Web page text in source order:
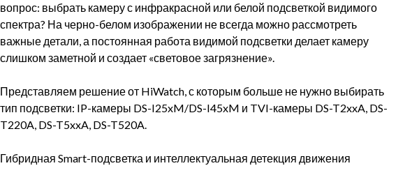
вопрос: выбрать камеру с инфракрасной или белой подсветкой видимого
спектра? На черно-белом изображении не всегда можно рассмотреть
важные детали, а постоянная работа видимой подсветки делает камеру
слишком заметной и создает «световое загрязнение».
Представляем решение от HiWatch, с которым больше не нужно выбирать
тип подсветки: IP-камеры DS-I25xM/DS-I45xM и TVI-камеры DS-T2xxA, DS-
T220A, DS-T5xxA, DS-T520A.
Гибридная Smart-подсветка и интеллектуальная детекция движения